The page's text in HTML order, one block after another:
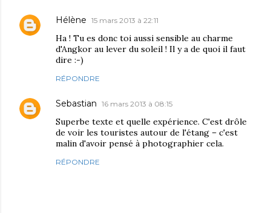
Hélène 15 mars 2013 à 22:11
Ha ! Tu es donc toi aussi sensible au charme
d'Angkor au lever du soleil ! Il y a de quoi il faut
dire :-)
RÉPONDRE
Sebastian 16 mars 2013 à 08:15
Superbe texte et quelle expérience. C'est drôle
de voir les touristes autour de l'étang – c'est
malin d'avoir pensé à photographier cela.
RÉPONDRE